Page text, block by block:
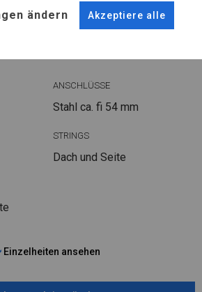
ANSCHLÜSSE
Stahl ca. fi 54 mm
STRINGS
Dach und Seite
Einzelheiten ansehen
ändern Akzeptiere alle